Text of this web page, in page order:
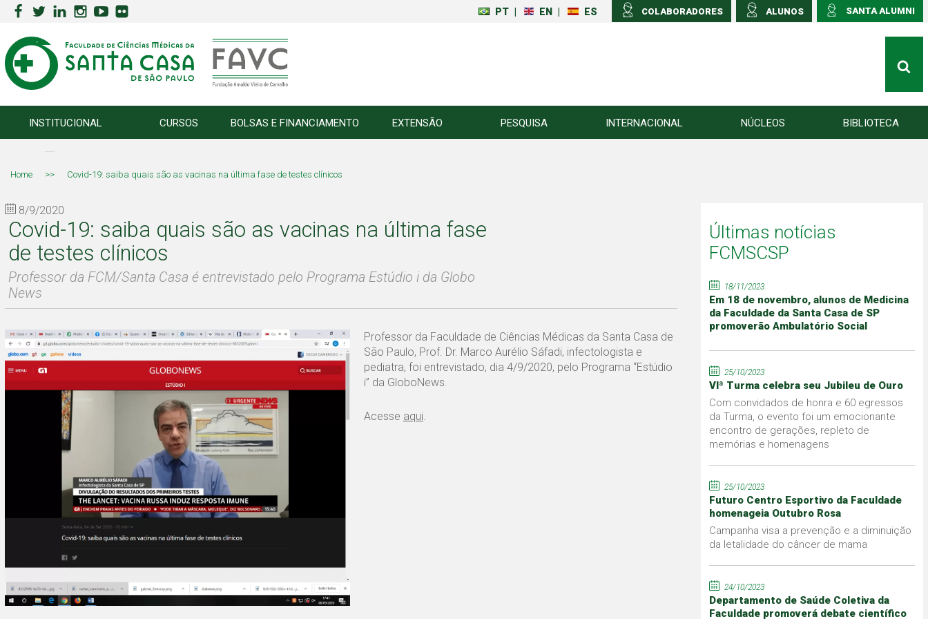
SANTA ALUMNI
ALUNOS
COLABORADORES
PT EN ES
INSTITUCIONAL CURSOS BOLSAS E FINANCIAMENTO EXTENSÃO PESQUISA INTERNACIONAL NÚCLEOS BIBLIOTECA
Home >> Covid-19: saiba quais são as vacinas na última fase de testes clínicos
8/9/2020
Covid-19: saiba quais são as vacinas na última fase
de testes clínicos
Professor da FCM/Santa Casa é entrevistado pelo Programa Estúdio i da Globo
News
Professor da Faculdade de Ciências Médicas da Santa Casa de
São Paulo, Prof. Dr. Marco Aurélio Sáfadi, infectologista e
pediatra, foi entrevistado, dia 4/9/2020, pelo Programa “Estúdio
i” da GloboNews.
Acesse aqui.
Últimas notícias
FCMSCSP
18/11/2023
Em 18 de novembro, alunos de Medicina
da Faculdade da Santa Casa de SP
promoverão Ambulatório Social
25/10/2023
VIª Turma celebra seu Jubileu de Ouro
Com convidados de honra e 60 egressos
da Turma, o evento foi um emocionante
encontro de gerações, repleto de
memórias e homenagens
25/10/2023
Futuro Centro Esportivo da Faculdade
homenageia Outubro Rosa
Campanha visa a prevenção e a diminuição
da letalidade do câncer de mama
24/10/2023
Departamento de Saúde Coletiva da
Faculdade promoverá debate científico